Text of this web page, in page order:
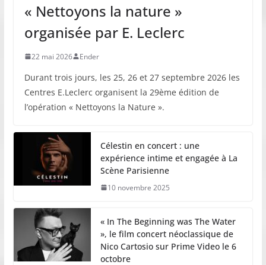
« Nettoyons la nature »
organisée par E. Leclerc
22 mai 2026 Ender
Durant trois jours, les 25, 26 et 27 septembre 2026 les
Centres E.Leclerc organisent la 29ème édition de
l’opération « Nettoyons la Nature ».
Célestin en concert : une
expérience intime et engagée à La
Scène Parisienne
10 novembre 2025
« In The Beginning was The Water
», le film concert néoclassique de
Nico Cartosio sur Prime Video le 6
octobre